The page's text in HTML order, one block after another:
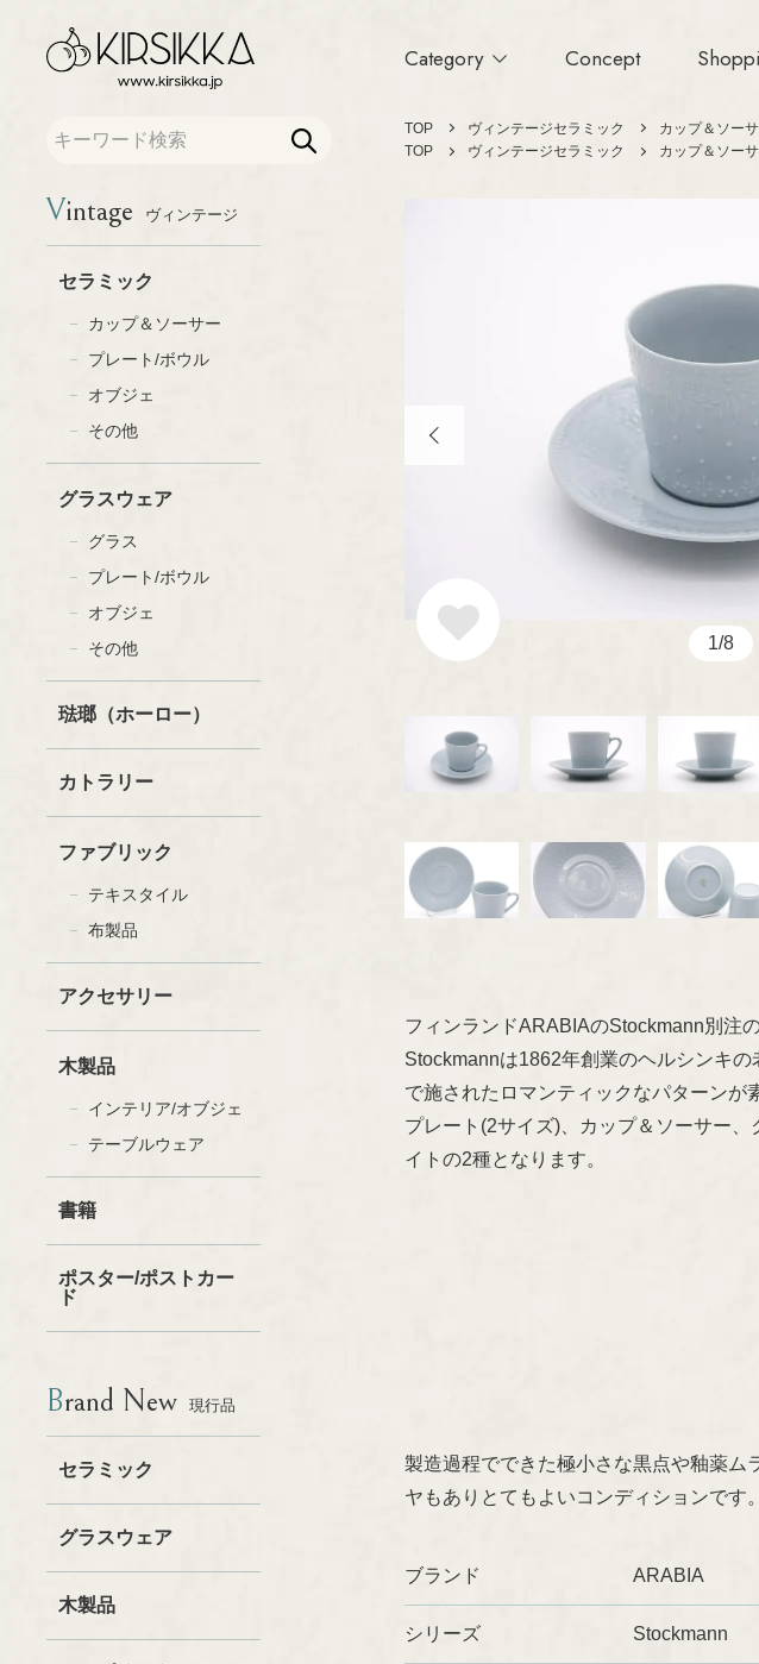
Category
カップ＆ソーサー
プレート/ボウル
オブジェ
グラス
プレート/ボウル
オブジェ
琺瑯（ホーロー）
テーブルウェア
セラミック
グラスウェア
木製品
ファッション
Other
Concept
Vintage ヴィンテージ
セラミック
カップ＆ソーサー
プレート/ボウル
オブジェ
その他
グラスウェア
グラス
プレート/ボウル
オブジェ
その他
琺瑯（ホーロー）
カトラリー
ファブリック
テキスタイル
布製品
アクセサリー
木製品
インテリア/オブジェ
テーブルウェア
書籍
ポスター/ポストカー
ド
Brand New 現行品
セラミック
グラスウェア
木製品
TOP ヴィンテージセラミック カップ＆ソー
TOP
ヴィンテージセラミック カップ＆ソー
1/8
フィンランドARABIAのStockmann別注
Stockmannは1862年創業のヘルシンキ
で施されたロマンティックなパターンが
プレート(2サイズ)、カップ＆ソーサー
イトの2種となります。
製造過程でできた極小さな黒点や釉薬ム
ヤもありとてもよいコンディションです。
ブランド ARABIA
シリーズ Stockmann